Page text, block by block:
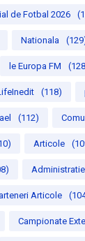
de Fotbal 2026
Nationala
le Europa FM
(118)
(112)
Articole
Administratie
Articole
Campionate